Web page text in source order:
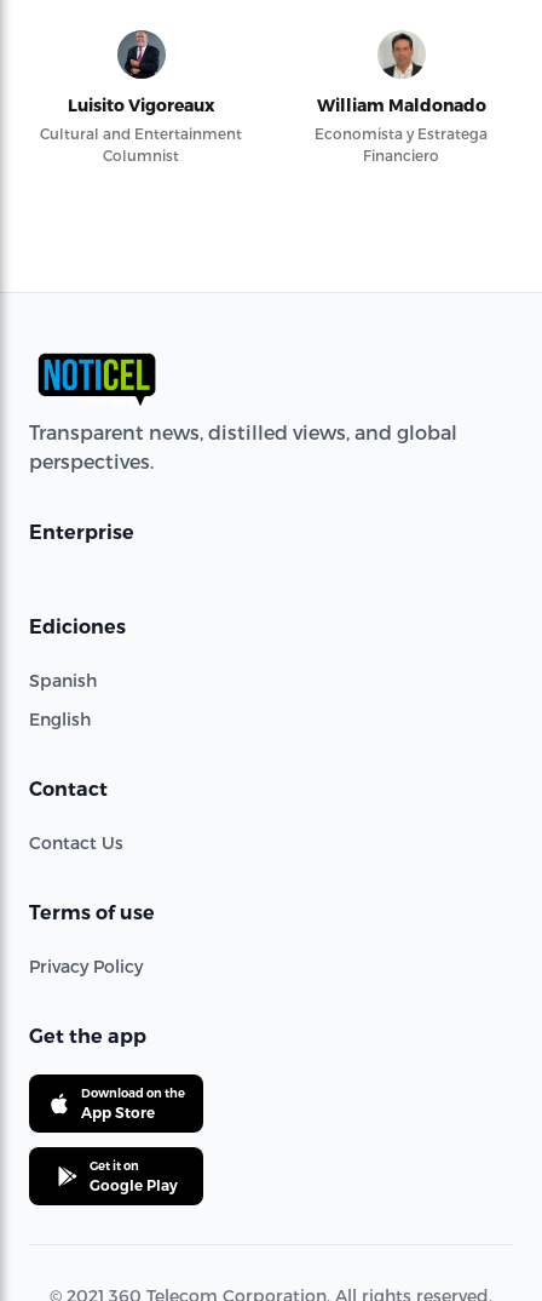
Luisito Vigoreaux
Cultural and Entertainment
Columnist
William Maldonado
Economista y Estratega
Financiero
Transparent news, distilled views, and global
perspectives.
Enterprise
Ediciones
Spanish
English
Contact
Contact Us
Terms of use
Privacy Policy
Get the app
Download on the
App Store
Get it on
Google Play
© 2021 360 Telecom Corporation. All rights reserved.